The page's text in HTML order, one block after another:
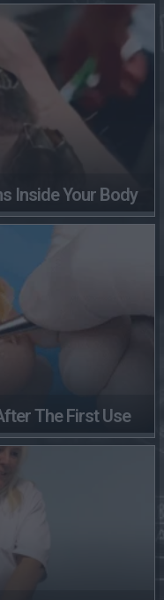
Inside Your Body
The First Use